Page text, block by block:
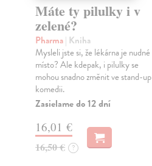
Máte ty pilulky i v
zelené?
Pharma| Kniha
Mysleli jste si, že lékárna je nudné
místo? Ale kdepak, i pilulky se
mohou snadno změnit ve stand-up
komedii.
Zasielame do 12 dní
16,01 €
16,50 € ?